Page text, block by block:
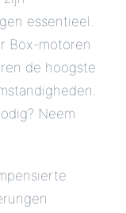
essentieel.
Box-motoren
de hoogste
Neem